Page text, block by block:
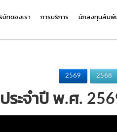
นักลงทุนสัมพั
การบริการ
ษัทของเรา
2569 2568
ระจำปี พ.ศ.